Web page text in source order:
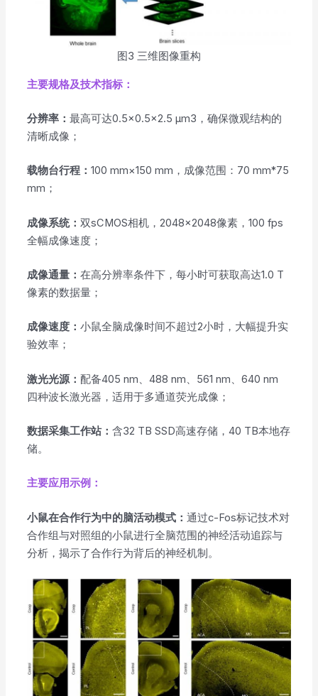
图3 三维图像重构
主要规格及技术指标：
分辨率： 最⾼可达0.5×0.5×2.5 µm3，确保微观结构的
清晰成像；
载物台行程： 100 mm×150 mm，成像范围：70 mm*75
mm；
成像系统： 双sCMOS相机，2048×2048像素，100 fps
全幅成像速度；
成像通量： 在高分辨率条件下，每⼩时可获取⾼达1.0 T
像素的数据量；
成像速度： ⼩⿏全脑成像时间不超过2⼩时，⼤幅提升实
验效率；
激光光源： 配备405 nm、488 nm、561 nm、640 nm
四种波长激光器，适用于多通道荧光成像；
数据采集工作站： 含32 TB SSD高速存储，40 TB本地存
储。
主要应用示例：
⼩⿏在合作⾏为中的脑活动模式： 通过c-Fos标记技术对
合作组与对照组的⼩⿏进⾏全脑范围的神经活动追踪与
分析，揭示了合作⾏为背后的神经机制。